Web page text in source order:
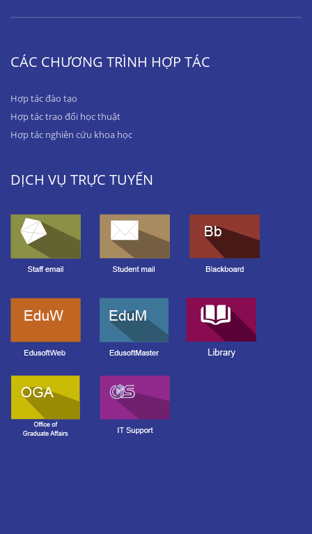
CÁC CHƯƠNG TRÌNH HỢP TÁC
Hợp tác đào tạo
Hợp tác trao đổi học thuật
Hợp tác nghiên cứu khoa học
DỊCH VỤ TRỰC TUYẾN